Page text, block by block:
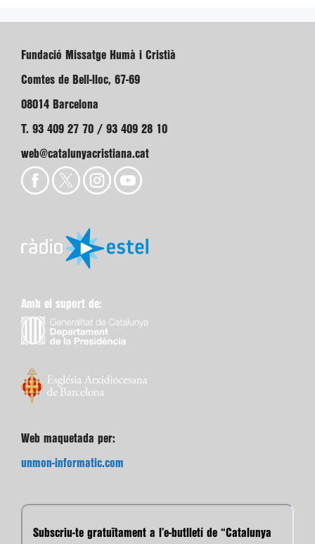
Fundació Missatge Humà i Cristià
Comtes de Bell-lloc, 67-69
08014 Barcelona
T. 93 409 27 70 / 93 409 28 10
web@catalunyacristiana.cat
Amb el suport de:
Web maquetada per:
unmon-informatic.com
Subscriu-te gratuïtament a l’e-butlletí de “Catalunya